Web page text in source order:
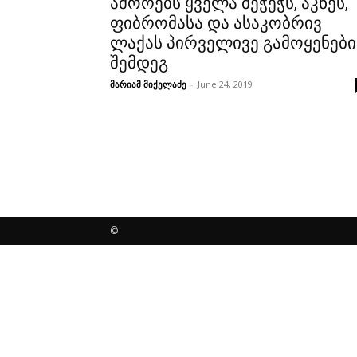
ფიბრომასა და ასაკობრივ
ლაქას პირველივე
შემდეგ
მარიამ მიქელაძე - June 24, 2019
©